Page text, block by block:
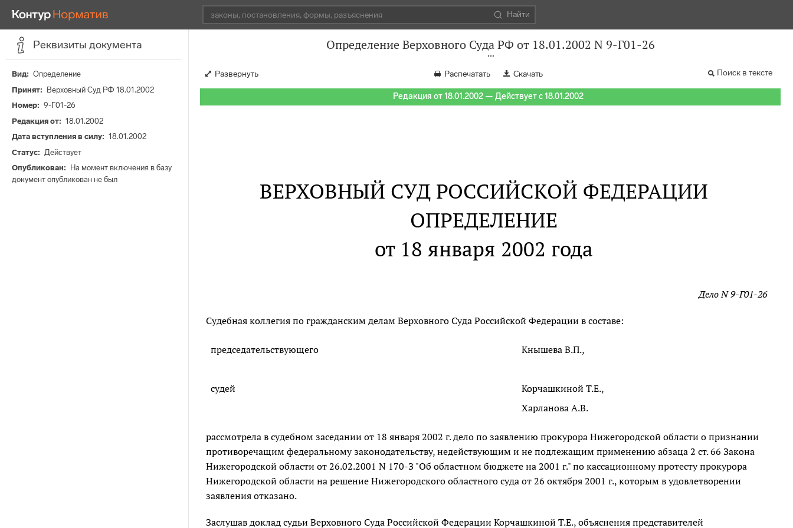
Найти
Реквизиты документа
Вид
Определение
Принят
Верховный Суд РФ 18.01.2002
Номер
9-Г01-26
Редакция от
18.01.2002
Дата вступления в силу
18.01.2002
Статус
Действует
Опубликован
На момент включения в базу
документ опубликован не был
Определение Верховного Суда РФ от 18.01.2002 N 9-Г01-26
Развернуть Распечатать Скачать Поиск в тексте
Редакция от 18.01.2002 — Действует с 18.01.2002
ВЕРХОВНЫЙ СУД РОССИЙСКОЙ ФЕДЕРАЦИИ
ОПРЕДЕЛЕНИЕ
от 18 января 2002 года
Дело N 9-Г01-26
Судебная коллегия по гражданским делам Верховного Суда Российской Федерации в составе:
председательствующего Кнышева В.П.,
судей
Корчашкиной Т.Е.,
Харланова А.В.
рассмотрела в судебном заседании от 18 января 2002 г. дело по заявлению прокурора Нижегородской области о признании
противоречащим федеральному законодательству, недействующим и не подлежащим применению абзаца 2 ст. 66 Закона
Нижегородской области от 26.02.2001 N 170-З "Об областном бюджете на 2001 г." по кассационному протесту прокурора
Нижегородской области на решение Нижегородского областного суда от 26 октября 2001 г., которым в удовлетворении
заявления отказано.
Заслушав доклад судьи Верховного Суда Российской Федерации Корчашкиной Т.Е., объяснения представителей